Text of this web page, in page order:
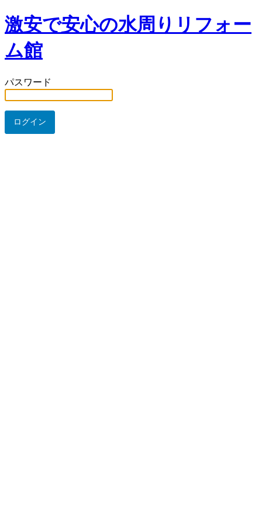
激安で安心の水周りリフォー
ム館
パスワード